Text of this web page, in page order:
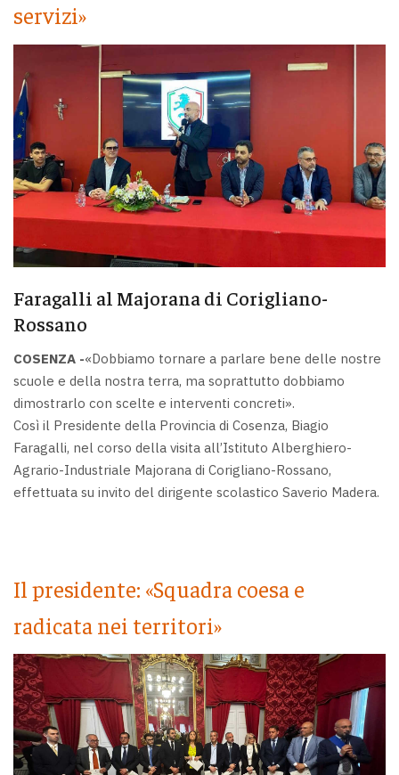
servizi»
Faragalli al Majorana di Corigliano-
Rossano
COSENZA -«Dobbiamo tornare a parlare bene delle nostre
scuole e della nostra terra, ma soprattutto dobbiamo
dimostrarlo con scelte e interventi concreti».
Così il Presidente della Provincia di Cosenza, Biagio
Faragalli, nel corso della visita all’Istituto Alberghiero-
Agrario-Industriale Majorana di Corigliano-Rossano,
effettuata su invito del dirigente scolastico Saverio Madera.
Il presidente: «Squadra coesa e
radicata nei territori»